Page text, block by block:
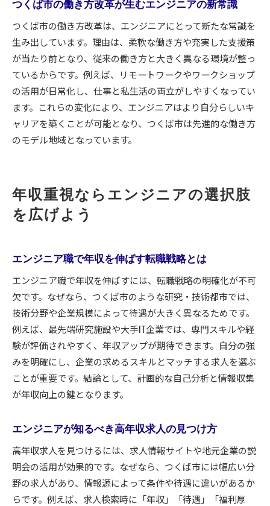
つくば市の働き方改革が生むエンジニアの新常識
つくば市の働き方改革は、エンジニアにとって新たな常識を
生み出しています。理由は、柔軟な働き方や充実した支援策
が当たり前となり、従来の働き方と大きく異なる環境が整っ
ているからです。例えば、リモートワークやワークショップ
の活用が日常化し、仕事と私生活の両立がしやすくなってい
ます。これらの変化により、エンジニアはより自分らしいキ
ャリアを築くことが可能となり、つくば市は先進的な働き方
のモデル地域となっています。
年収重視ならエンジニアの選択肢
を広げよう
エンジニア職で年収を伸ばす転職戦略とは
エンジニア職で年収を伸ばすには、転職戦略の明確化が不可
欠です。なぜなら、つくば市のような研究・技術都市では、
技術分野や企業規模によって待遇が大きく異なるためです。
例えば、最先端研究施設や大手IT企業では、専門スキルや経
験が評価されやすく、年収アップが期待できます。自分の強
みを明確にし、企業の求めるスキルとマッチする求人を選ぶ
ことが重要です。結論として、計画的な自己分析と情報収集
が年収向上の鍵となります。
エンジニアが知るべき高年収求人の見つけ方
高年収求人を見つけるには、求人情報サイトや地元企業の説
明会の活用が効果的です。なぜなら、つくば市には幅広い分
野の求人があり、情報源によって条件や待遇に違いがあるか
らです。例えば、求人検索時に「年収」「待遇」「福利厚